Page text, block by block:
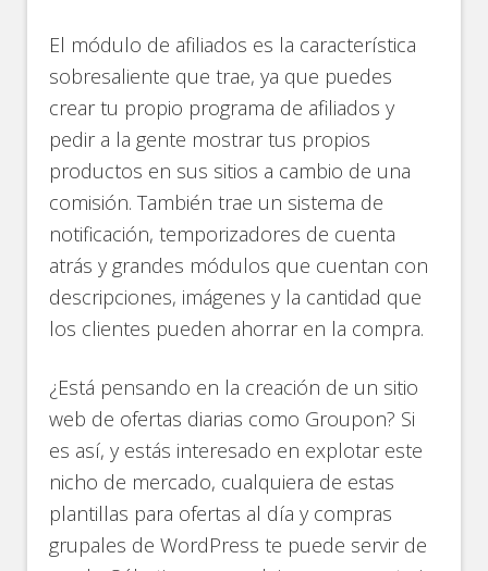
El módulo de afiliados es la característica
sobresaliente que trae, ya que puedes
crear tu propio programa de afiliados y
pedir a la gente mostrar tus propios
productos en sus sitios a cambio de una
comisión. También trae un sistema de
notificación, temporizadores de cuenta
atrás y grandes módulos que cuentan con
descripciones, imágenes y la cantidad que
los clientes pueden ahorrar en la compra.
¿Está pensando en la creación de un sitio
web de ofertas diarias como Groupon? Si
es así, y estás interesado en explotar este
nicho de mercado, cualquiera de estas
plantillas para ofertas al día y compras
grupales de WordPress te puede servir de